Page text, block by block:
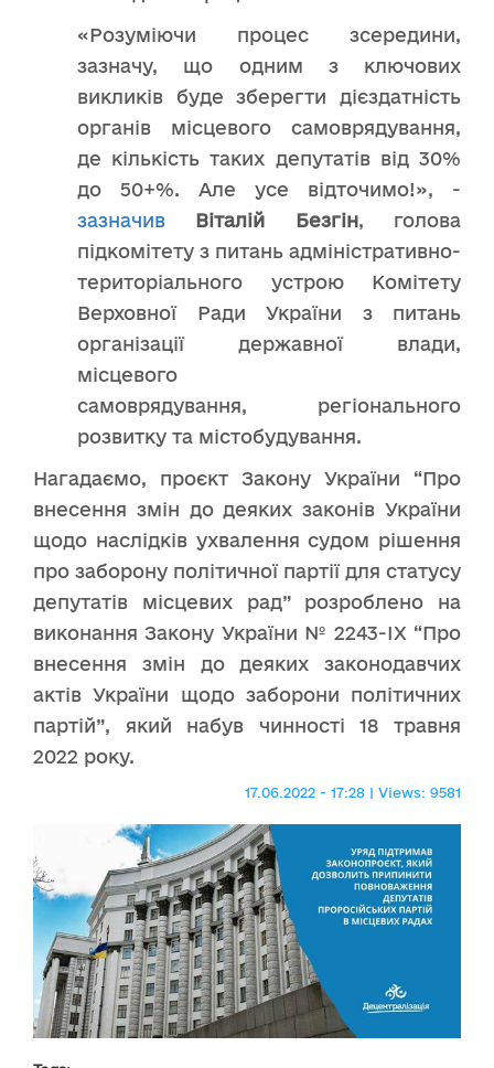
«Розуміючи процес зсередини,
зазначу, що одним з ключових
викликів буде зберегти дієздатність
органів місцевого самоврядування,
де кількість таких депутатів від 30%
до 50+%. Але усе відточимо!», -
зазначив Віталій Безгін, голова
підкомітету з питань адміністративно-
територіального устрою Комітету
Верховної Ради України з питань
організації державної влади,
місцевого
самоврядування, регіонального
розвитку та містобудування.
Нагадаємо, проєкт Закону України “Про
внесення змін до деяких законів України
щодо наслідків ухвалення судом рішення
про заборону політичної партії для статусу
депутатів місцевих рад” розроблено на
виконання Закону України № 2243-IX “Про
внесення змін до деяких законодавчих
актів України щодо заборони політичних
партій”, який набув чинності 18 травня
2022 року.
17.06.2022 - 17:28 | Views: 9581